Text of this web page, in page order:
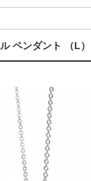
ペンダント （L